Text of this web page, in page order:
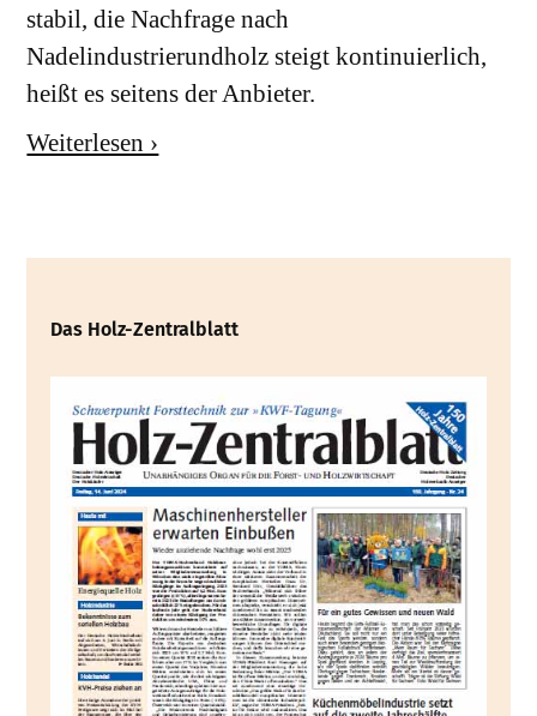
stabil, die Nachfrage nach
Nadelindustrierundholz steigt kontinuierlich,
heißt es seitens der Anbieter.
Weiterlesen ›
Das Holz-Zentralblatt